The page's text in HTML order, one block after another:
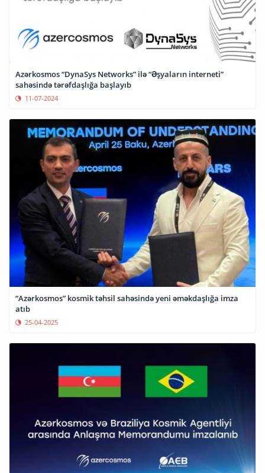
Azərkosmos “DynaSys Networks” ilə “Əşyaların interneti”
sahəsində tərəfdaşlığa başlayıb
11-07-2024
“Azərkosmos” kosmik təhsil sahəsində yeni əməkdaşlığa imza
atıb
25-04-2025